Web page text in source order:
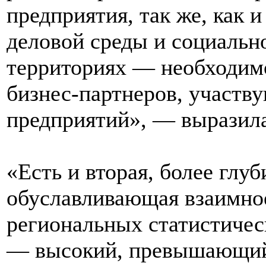
предприятия, так же, как
деловой среды и
территориях —
бизнес-партнеров,
предприятий», —
«Есть и вторая, более
обуславливающая
региональных
— высокий,